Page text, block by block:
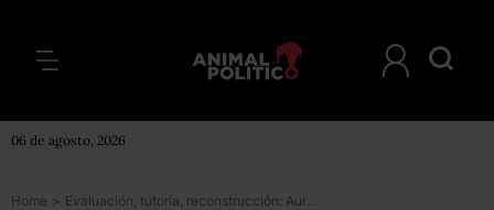
06 de agosto, 2026
Home > Evaluación, tutoría, reconstrucción: Aurelio Nuño deja pendientes en Educación, critica Mexicanos Primero